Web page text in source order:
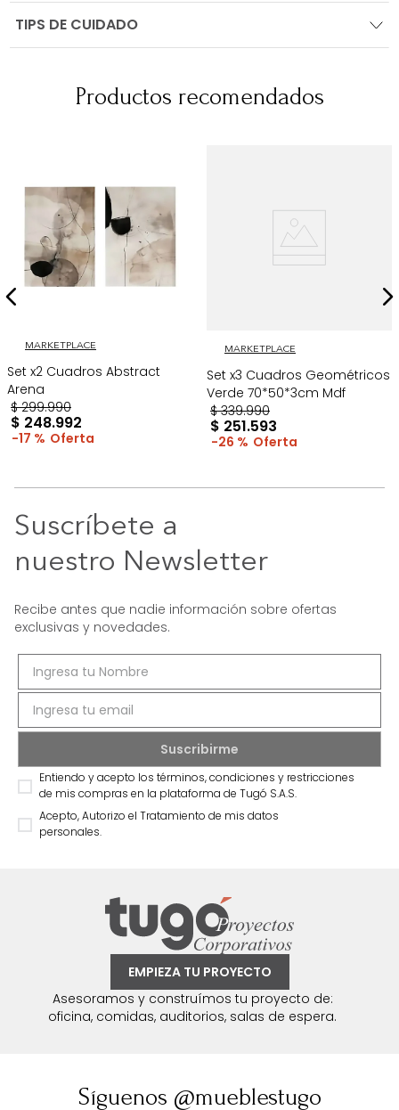
TIPS DE CUIDADO
Productos recomendados
MARKETPLACE
Set x2 Cuadros Abstract
Arena
$ 299.990
$ 248.992
17 %
MARKETPLACE
Set x3 Cuadros Geométricos
Verde 70*50*3cm Mdf
$ 339.990
$ 251.593
26 %
Suscríbete a
nuestro Newsletter
Recibe antes que nadie información sobre ofertas
exclusivas y novedades.
Entiendo y acepto los términos, condiciones y restricciones
de mis compras en la plataforma de Tugó S.A.S.
Acepto, Autorizo el Tratamiento de mis datos
personales.
EMPIEZA TU PROYECTO
Asesoramos y construímos tu proyecto de:
oficina, comidas, auditorios, salas de espera.
Síguenos @mueblestugo